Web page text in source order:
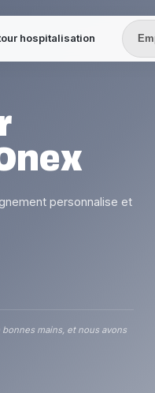
hospitalisation
personnalise et
mains, et nous avons